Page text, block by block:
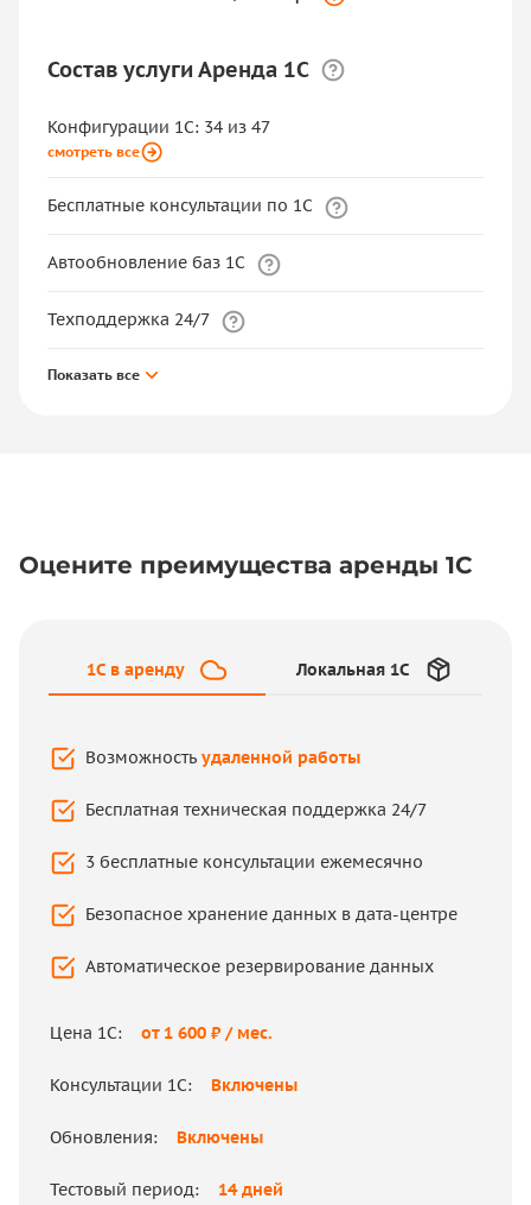
Состав услуги Аренда 1С
Конфигурации 1С: 34 из 47
смотреть все
Бесплатные консультации по 1С
Автообновление баз 1С
Техподдержка 24/7
Показать все
Оцените преимущества аренды 1С
1C в аренду Локальная 1С
Возможность удаленной работы
Бесплатная техническая поддержка 24/7
3 бесплатные консультации ежемесячно
Безопасное хранение данных в дата-центре
Автоматическое резервирование данных
Цена 1С: от 1 600 ₽ / мес.
Консультации 1С: Включены
Обновления: Включены
Тестовый период: 14 дней
Привязка к конкретному рабочему месту
Поддержка – на аутсорсе или специалист в